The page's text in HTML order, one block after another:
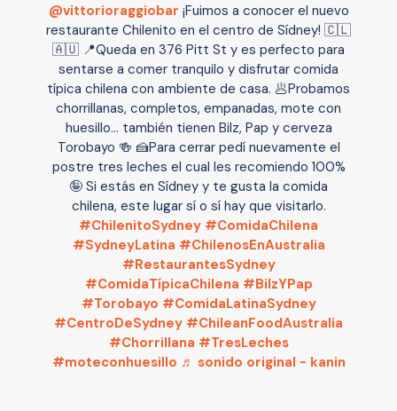
@vittorioraggiobar ¡Fuimos a conocer el nuevo
restaurante Chilenito en el centro de Sídney! 🇨🇱
🇦🇺 📍Queda en 376 Pitt St y es perfecto para
sentarse a comer tranquilo y disfrutar comida
típica chilena con ambiente de casa. 🥟Probamos
chorrillanas, completos, empanadas, mote con
huesillo… también tienen Bilz, Pap y cerveza
Torobayo 🍻 🍰Para cerrar pedí nuevamente el
postre tres leches el cual les recomiendo 100%
🤪 Si estás en Sídney y te gusta la comida
chilena, este lugar sí o sí hay que visitarlo.
#ChilenitoSydney #ComidaChilena
#SydneyLatina #ChilenosEnAustralia
#RestaurantesSydney
#ComidaTípicaChilena #BilzYPap
#Torobayo #ComidaLatinaSydney
#CentroDeSydney #ChileanFoodAustralia
#Chorrillana #TresLeches
#moteconhuesillo ♬ sonido original - kanin